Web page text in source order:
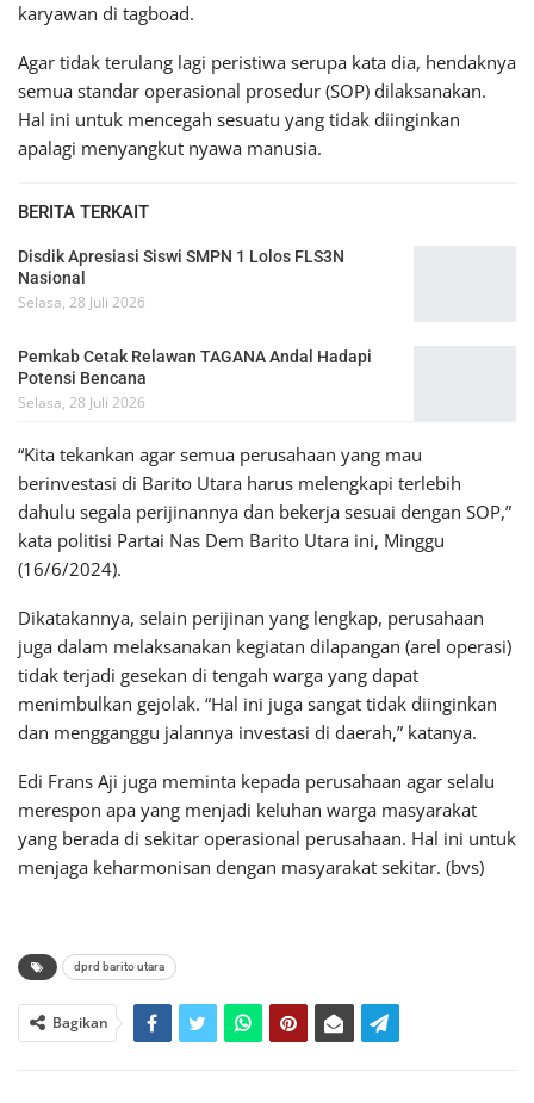
karyawan di tagboad.
Agar tidak terulang lagi peristiwa serupa kata dia, hendaknya
semua standar operasional prosedur (SOP) dilaksanakan.
Hal ini untuk mencegah sesuatu yang tidak diinginkan
apalagi menyangkut nyawa manusia.
BERITA TERKAIT
Disdik Apresiasi Siswi SMPN 1 Lolos FLS3N
Nasional
Selasa, 28 Juli 2026
Pemkab Cetak Relawan TAGANA Andal Hadapi
Potensi Bencana
Selasa, 28 Juli 2026
“Kita tekankan agar semua perusahaan yang mau
berinvestasi di Barito Utara harus melengkapi terlebih
dahulu segala perijinannya dan bekerja sesuai dengan SOP,”
kata politisi Partai Nas Dem Barito Utara ini, Minggu
(16/6/2024).
Dikatakannya, selain perijinan yang lengkap, perusahaan
juga dalam melaksanakan kegiatan dilapangan (arel operasi)
tidak terjadi gesekan di tengah warga yang dapat
menimbulkan gejolak. “Hal ini juga sangat tidak diinginkan
dan mengganggu jalannya investasi di daerah,” katanya.
Edi Frans Aji juga meminta kepada perusahaan agar selalu
merespon apa yang menjadi keluhan warga masyarakat
yang berada di sekitar operasional perusahaan. Hal ini untuk
menjaga keharmonisan dengan masyarakat sekitar. (bvs)
dprd barito utara
Bagikan